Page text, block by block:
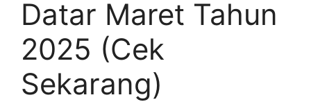
Datar Maret Tahun
2025 (Cek
Sekarang)